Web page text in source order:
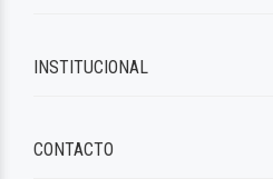
INSTITUCIONAL
CONTACTO